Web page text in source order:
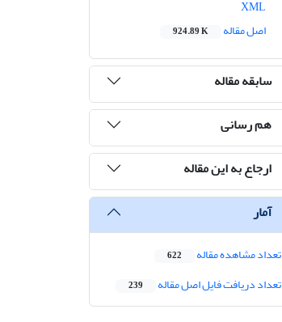
اصل مقاله
924.89 K
سابقه مقاله
هم رسانی
ارجاع به این مقاله
آمار
تعداد مشاهده مقاله 622
تعداد دریافت فایل اصل مقاله 239